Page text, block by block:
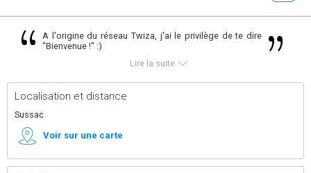
A l'origine du réseau Twiza, j'ai le privilège de te dire
"Bienvenue !" :)
Lire la suite
Localisation et distance
Sussac
Voir sur une carte